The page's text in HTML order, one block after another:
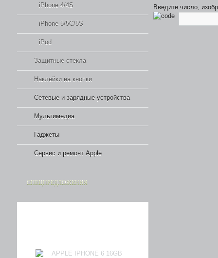
Введите число,
iPhone 4/4S
iPhone 5/5C/5S
iPod
Защитные стекла
Наклейки на кнопки
Сетевые и зарядные устройства
Мультимедиа
Гаджеты
Сервис и ремонт Apple
СПЕЦПРЕДЛОЖЕНИЯ